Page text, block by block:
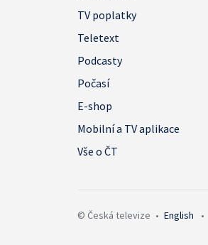
TV poplatky
Teletext
Podcasty
Počasí
E-shop
Mobilní a TV aplikace
Vše o ČT
© Česká televize • English •